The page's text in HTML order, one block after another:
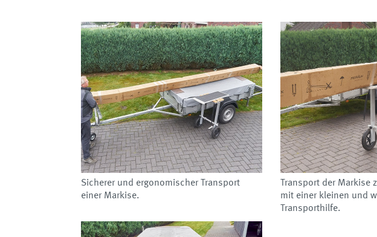
Sicherer und ergonomischer Transport
einer Markise.
Transport der Markise
mit einer kleinen und
Transporthilfe.